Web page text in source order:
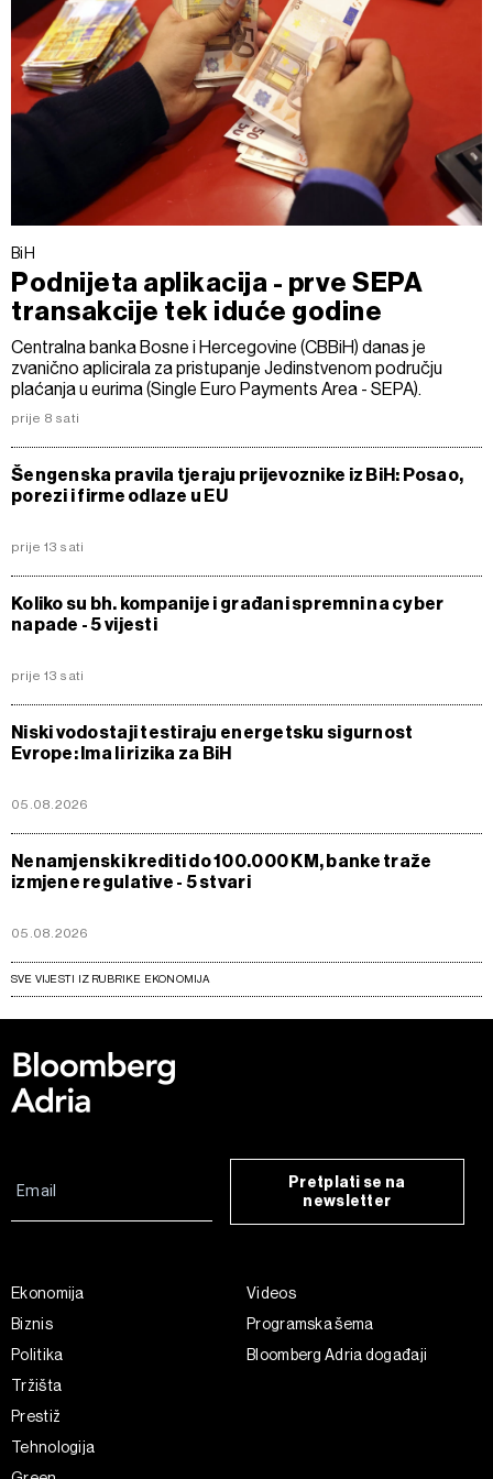
BiH
Podnijeta aplikacija - prve SEPA
transakcije tek iduće godine
Centralna banka Bosne i Hercegovine (CBBiH) danas je
zvanično aplicirala za pristupanje Jedinstvenom području
plaćanja u eurima (Single Euro Payments Area - SEPA).
prije 8 sati
Šengenska pravila tjeraju prijevoznike iz BiH: Posao,
porezi i firme odlaze u EU
prije 13 sati
Koliko su bh. kompanije i građani spremni na cyber
napade - 5 vijesti
prije 13 sati
Niski vodostaji testiraju energetsku sigurnost
Evrope: Ima li rizika za BiH
05.08.2026
Nenamjenski krediti do 100.000 KM, banke traže
izmjene regulative - 5 stvari
05.08.2026
SVE VIJESTI IZ RUBRIKE EKONOMIJA
Pretplati se na
newsletter
Ekonomija
Biznis
Politika
Tržišta
Prestiž
Tehnologija
Videos
Programska šema
Bloomberg Adria događaji